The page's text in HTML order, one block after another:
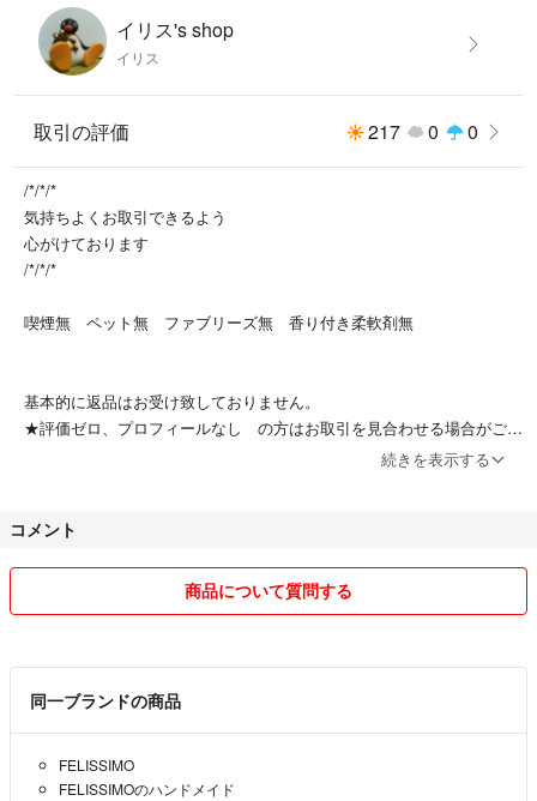
イリス's shop
イリス
取引の評価 217 0 0
/*/*/*
気持ちよくお取引できるよう
心がけております
/*/*/*
喫煙無 ペット無 ファブリーズ無 香り付き柔軟剤無
基本的に返品はお受け致しておりません。
★評価ゼロ、プロフィールなし の方はお取引を見合わせる場合がござ
す。
続きを表示する
コメント
商品について質問する
同一ブランドの商品
FELISSIMO
FELISSIMOのハンドメイド